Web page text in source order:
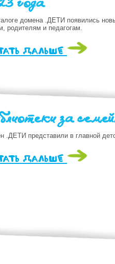
домена .ДЕТИ появились
родителям и педагогам.
дальше
за
.ДЕТИ представили в главной
дальше